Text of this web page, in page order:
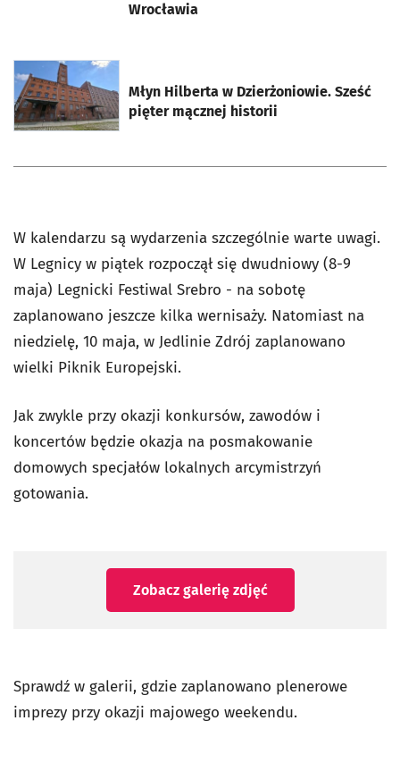
Wrocławia
Młyn Hilberta w Dzierżoniowie. Sześć
pięter mącznej historii
otworzy się w nowej karcie
W kalendarzu są wydarzenia szczególnie warte uwagi.
W Legnicy w piątek rozpoczął się dwudniowy (8-9
maja) Legnicki Festiwal Srebro - na sobotę
zaplanowano jeszcze kilka wernisaży. Natomiast na
niedzielę, 10 maja, w Jedlinie Zdrój zaplanowano
wielki Piknik Europejski.
Jak zwykle przy okazji konkursów, zawodów i
koncertów będzie okazja na posmakowanie
domowych specjałów lokalnych arcymistrzyń
gotowania.
Zobacz galerię zdjęć
Sprawdź w galerii, gdzie zaplanowano plenerowe
imprezy przy okazji majowego weekendu.